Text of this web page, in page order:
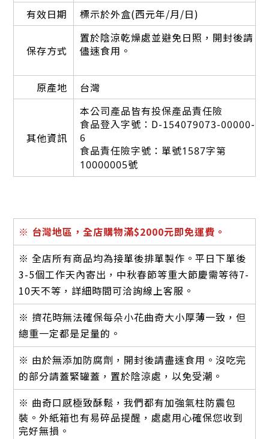
有效日期 標示於外盒(西元年/月/日)
保存方式
置於陰涼乾燥處並避免日照，開封後請
儘速食用。
原產地 台灣
其他資訊
本公司產品皆有投保產品責任險
食品登入字號：D-154079073-00000-
6
食品責任險字號： 單號1587字第
10000005號
※ 台灣地區，全店購物滿$2000元即免運費。
※ 全店所有商品均為接單後排單製作。平日下單後
3-5個工作天內寄出，中秋春節等重大節慶需等待7-
10天不等，詳細時間可洽詢線上客服。
※ 擠花時無法確保每朵小花曲奇大小厚薄一致，但
總重一定都是足量的。
※ 由於無添加防腐劑，開封後請盡速食用。沒吃完
的部分請蓋緊罐蓋，置於陰涼處，以免受潮。
※ 曲奇口感極致酥鬆， 我們都有加強氣柱防震包
裝。外紙箱也有易碎品提醒，處處用心確保您收到
完好無損。